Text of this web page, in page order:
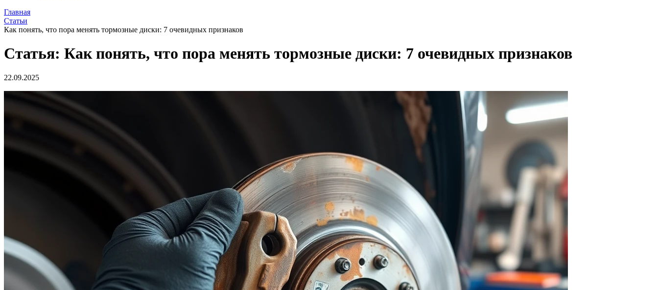
Главная
Статьи
Как понять, что пора менять тормозные диски: 7 очевидных признаков
Статья: Как понять, что пора менять тормозные диски: 7 очевидных признаков
22.09.2025